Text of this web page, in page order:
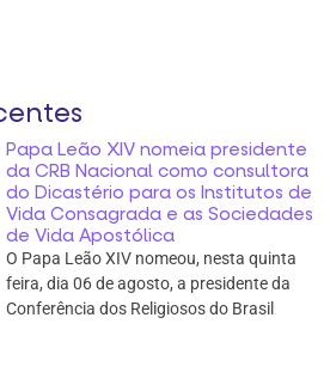
Papa Leão XIV nomeia presidente
da CRB Nacional como consultora
do Dicastério para os Institutos de
Vida Consagrada e as Sociedades
de Vida Apostólica
O Papa Leão XIV nomeou, nesta quinta
feira, dia 06 de agosto, a presidente da
Conferência dos Religiosos do Brasil